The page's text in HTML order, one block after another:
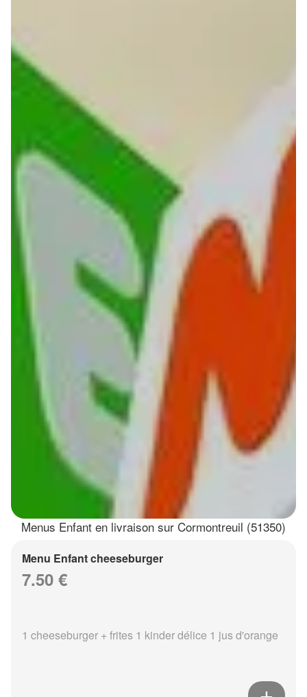
Menus Enfant en livraison sur Cormontreuil (51350)
Menu Enfant cheeseburger
7.50 €
1 cheeseburger + frites 1 kinder délice 1 jus d'orange